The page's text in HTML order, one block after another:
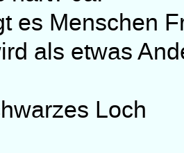
Menschen
als etwas
Loch